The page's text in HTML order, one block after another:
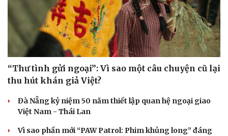
“Thư tình gửi ngoại”: Vì sao một câu chuyện cũ lại
thu hút khán giả Việt?
Đà Nẵng kỷ niệm 50 năm thiết lập quan hệ ngoại giao
Việt Nam - Thái Lan
Vì sao phần mới “PAW Patrol: Phim khủng long” đáng